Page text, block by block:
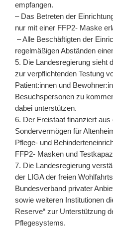
empfangen.
– Das Betreten der
nur mit einer FFP2- Maske
– Alle Beschäftigten der
regelmäßigen Abständen
5. Die Landesregierung sieht
zur verpflichtenden Testung
Patient:innen und
Besuchspersonen zu
dabei unterstützen.
6. Der Freistaat finanziert aus
Sondervermögen für
Pflege- und
FFP2- Masken und
7. Die Landesregierung
der LIGA der freien
Bundesverband privater
sowie weiteren Institutionen
Reserve“ zur Unterstützung
Pflegesystems.